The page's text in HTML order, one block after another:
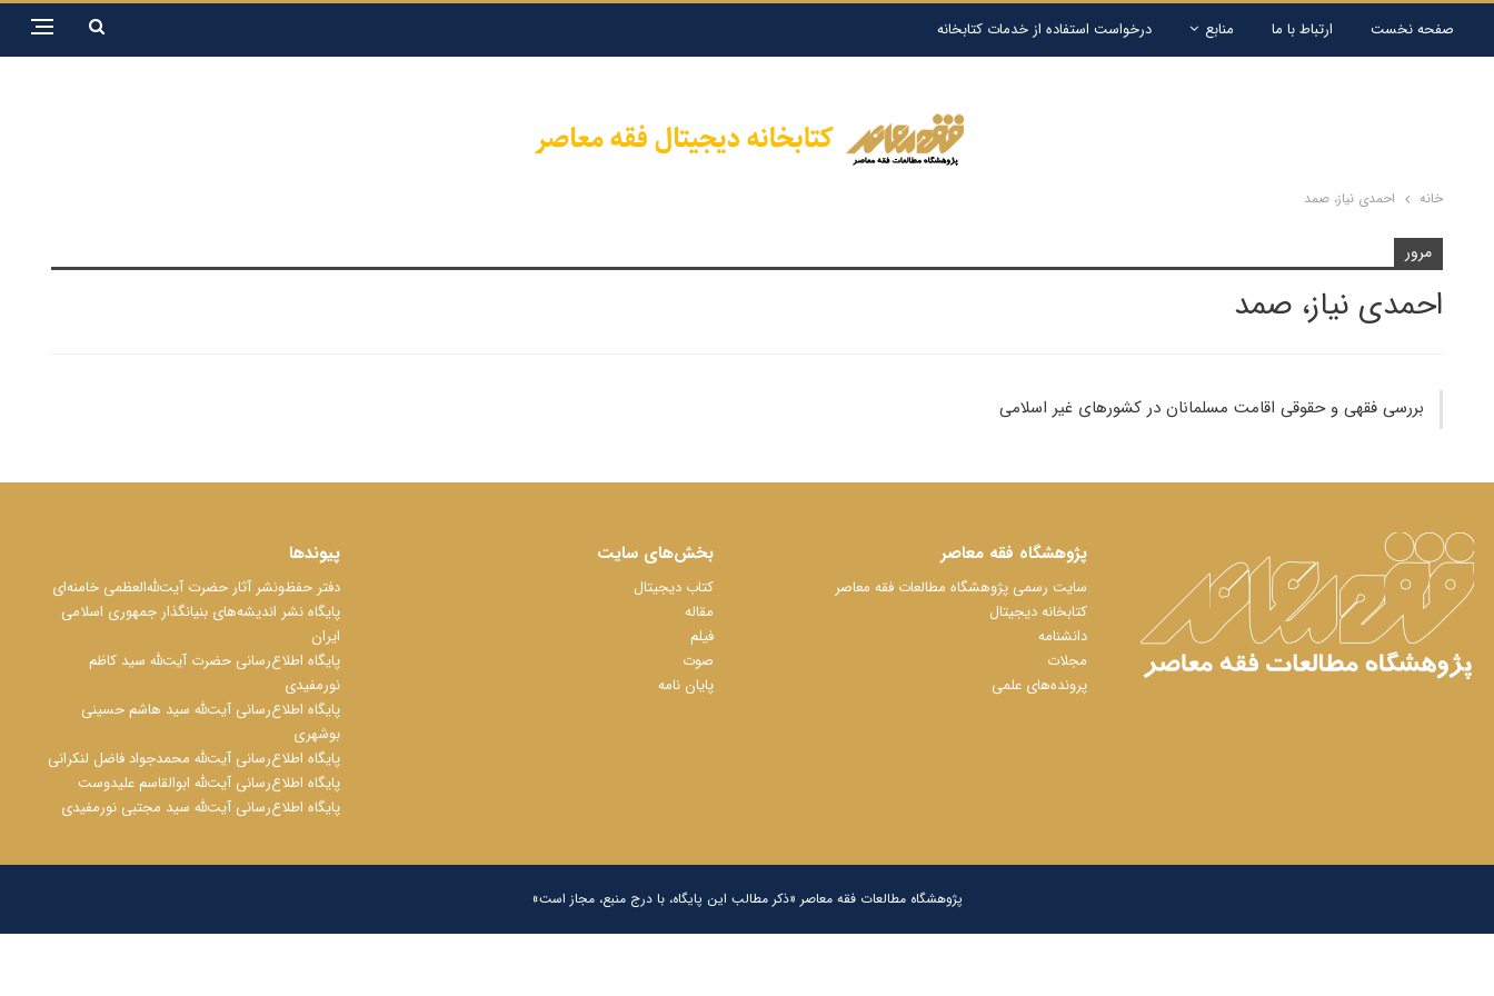
صفحه نخست ارتباط با ما منابع درخواست استفاده از خدمات کتابخانه
خانه احمدی نیاز، صمد
مرور
احمدی نیاز، صمد
بررسی فقهی و حقوقی اقامت مسلمانان در کشورهای غیر اسلامی
پژوهشگاه فقه معاصر
سایت رسمی پژوهشگاه مطالعات فقه معاصر
کتابخانه دیجیتال
دانشنامه
مجلات
پرونده‌های علمی
بخش‌های سایت
کتاب دیجیتال
مقاله
فیلم
صوت
پایان نامه
پیوندها
دفتر حفظ‌‌‌ونشر آثار حضرت آیت‌ﷲ‌العظمی خامنه‌ای
پایگاه نشر اندیشه‌های بنیانگذار جمهوری اسلامی
ایران
پایگاه اطلاع‌رسانی حضرت آیت‌ﷲ سید کاظم
نورمفیدی
پایگاه اطلاع‌رسانی آیت‌ﷲ سید هاشم حسینی
بوشهری
پایگاه اطلاع‌رسانی آیت‌ﷲ محمدجواد فاضل لنکرانی
پایگاه اطلاع‌رسانی آیت‌ﷲ ابوالقاسم علیدوست
پایگاه اطلاع‌رسانی آیت‌ﷲ سید مجتبی نورمفیدی
پژوهشگاه مطالعات فقه معاصر «ذکر مطالب این پایگاه، با درج منبع، مجاز است»